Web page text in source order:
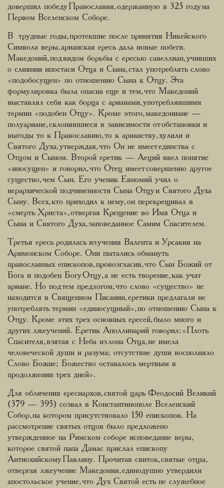
довершил победу Православия, одержанную в 325 году на
Первом Вселенском Соборе.
В трудные годы, протекшие после принятия Никейского
Символа веры, арианская ересь дала новые побеги.
Македоний, под видом борьбы с ересью савеллиан, учивших
о слиянии ипостаси Отца и Сына, стал употреблять слово
«подобосущен» по отношению Сына к Отцу. Эта
формулировка была опасна еще и тем, что Македоний
выставлял себя как борца с арианами, употреблявшими
термин «подобен Отцу». Кроме этого, македониане —
полуариане, склонявшиеся в зависимости от обстановки и
выгоды то к Православию, то к арианству, хулили и
Святого Духа, утверждая, что Он не имеет единства с
Отцом и Сыном. Второй еретик — Аеций ввел понятие
«иносущен» и говорил, что Отец имеет совершенно другое
существо, чем Сын. Его ученик Евномий учил о
иерархической подчиненности Сына Отцу и Святого Духа
Сыну. Всех, кто приходил к нему, он перекрещивал в
«смерть Христа», отвергая Крещение во Имя Отца и
Сына и Святого Духа, заповеданное Самим Спасителем.
Третья ересь родилась из учения Валента и Урсакия на
Аримонском Соборе. Они пытались обмануть
православных епископов, провозгласив, что Сын Божий от
Бога и подобен Богу Отцу, а не есть творение, как учат
ариане. Но под тем предлогом, что слово «существо» не
находится в Священном Писании, еретики предлагали не
употреблять термин «единосущный», по отношению Сына к
Отцу. Кроме этих трех основных ересей, было много и
других лжеучений. Еретик Аполлинарий говорил: «Плоть
Спасителя, взятая с Неба из лона Отца, не имела
человеческой души и разума; отсутствие души восполняло
Слово Божие; Божество оставалось мертвым в
продолжении трех дней».
Для обличения ересиархов, святой царь Феодосий Великий
(379 — 395) созвал в Константинополе Вселенский
Собор, на котором присутствовало 150 епископов. На
рассмотрение святых отцов было предложено
утвержденное на Римском соборе исповедание веры,
которое святой папа Дамас прислал епископу
Антиохийскому Павлину. Прочитав свиток, святые отцы,
отвергая лжеучение Македония, единодушно утвердили
апостольское учение, что Дух Святой есть не служебное